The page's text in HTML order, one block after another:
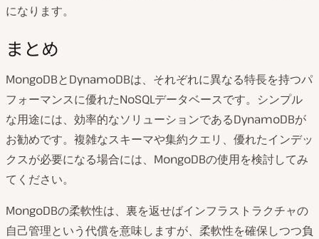
になります。
まとめ
MongoDBとDynamoDBは、それぞれに異なる特長を持つパ
フォーマンスに優れたNoSQLデータベースです。シンプル
な用途には、効率的なソリューションであるDynamoDBが
お勧めです。複雑なスキーマや集約クエリ、優れたインデッ
クスが必要になる場合には、MongoDBの使用を検討してみ
てください。
MongoDBの柔軟性は、裏を返せばインフラストラクチャの
自己管理という代償を意味しますが、柔軟性を確保しつつ負